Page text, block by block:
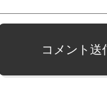
コメント送